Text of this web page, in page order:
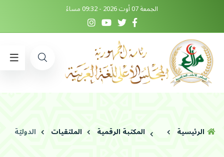
الجمعة 07 أوت 2026 - 09:32 مساءً
الرئيسية المكتبة الرقمية الملتقيات الدوليّة